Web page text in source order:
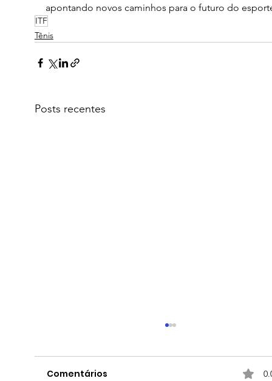
apontando novos caminhos para o futuro do
ITF
Tênis
Posts recentes
Comentários